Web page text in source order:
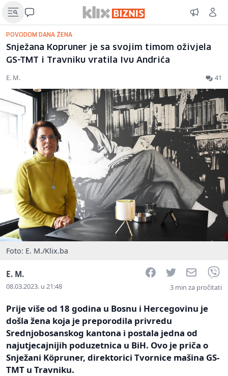
POVODOM DANA ŽENA
Snježana Kopruner je sa svojim timom oživjela
GS-TMT i Travniku vratila Ivu Andrića
E. M. 41
Foto: E. M./Klix.ba
E. M.
08.03.2023. u 21:48
Facebook
Twitter Email
3 min za pročitati
Prije više od 18 godina u Bosnu i Hercegovinu je
došla žena koja je preporodila privredu
Srednjobosanskog kantona i postala jedna od
najutjecajnijih poduzetnica u BiH. Ovo je priča o
Snježani Köpruner, direktorici Tvornice mašina GS-
TMT u Travniku.